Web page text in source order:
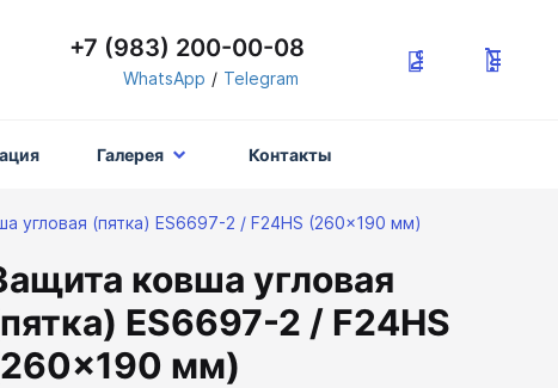
+7 (983) 200-00-08
WhatsApp / Telegram
Галерея Контакты
угловая (пятка) ES6697-2 / F24HS (260x190 мм)
ковша угловая
ES6697-2 / F24HS
мм)